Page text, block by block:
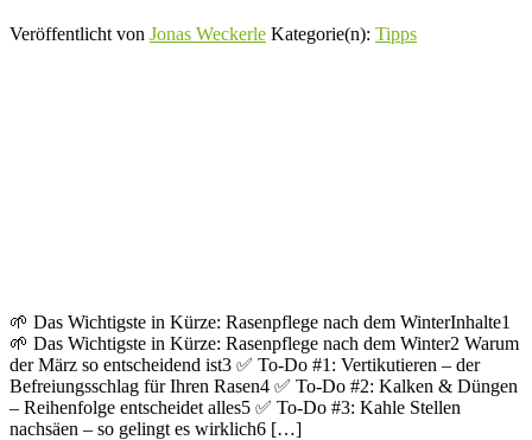
Veröffentlicht von Jonas Weckerle Kategorie(n): Tipps
🌱 Das Wichtigste in Kürze: Rasenpflege nach dem WinterInhalte1
🌱 Das Wichtigste in Kürze: Rasenpflege nach dem Winter2 Warum
der März so entscheidend ist3 ✅ To-Do #1: Vertikutieren – der
Befreiungsschlag für Ihren Rasen4 ✅ To-Do #2: Kalken & Düngen
– Reihenfolge entscheidet alles5 ✅ To-Do #3: Kahle Stellen
nachsäen – so gelingt es wirklich6 […]